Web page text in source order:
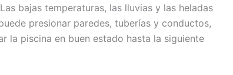
bajas temperaturas, las lluvias y las heladas
presionar paredes, tuberías y conductos,
la piscina en buen estado hasta la siguiente